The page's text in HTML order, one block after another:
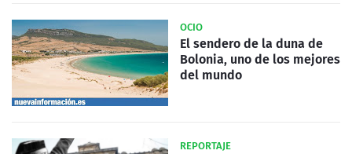
OCIO
El sendero de la duna de
Bolonia, uno de los mejores
del mundo
REPORTAJE